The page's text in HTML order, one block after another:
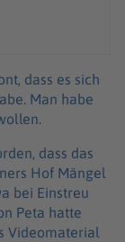
dass es sich
Man habe
dass das
Hof Mängel
bei Einstreu
Peta hatte
Videomaterial